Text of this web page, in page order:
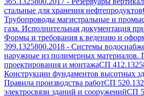
стальные для хранения нефтепродуктов
Трубопроводы магистральные и
газа. Исполнительная документация
Формы и требования к ведению и
399.1325800.2018 - Системы
наружные из полимерных материалов.
проектирования и монтажаСП
Конструкции фундаментов высотных
Правила производства работСП
электросвязи зданий и сооруженийСП